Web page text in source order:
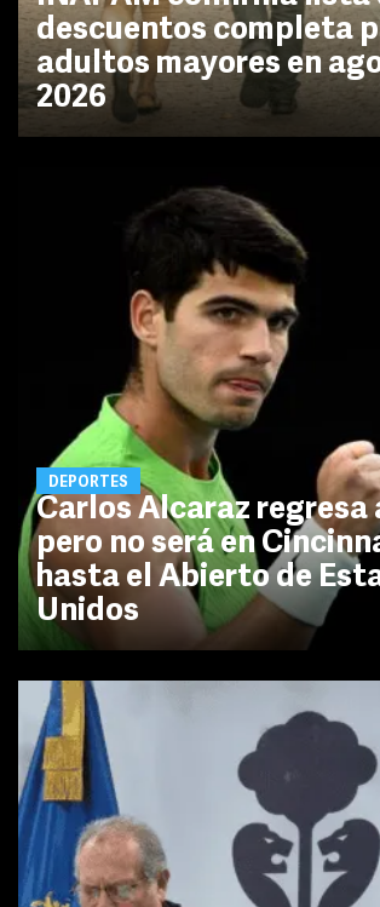
descuentos completa
adultos mayores en
2026
DEPORTES
Carlos Alcaraz regresa
pero no será en
hasta el Abierto de
Unidos